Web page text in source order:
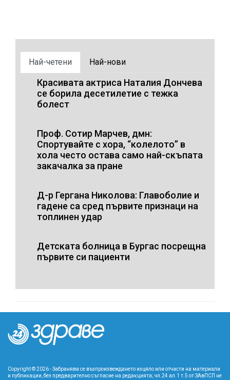
Най-четени Най-нови
Красивата актриса Наталия Дончева
се борила десетилетие с тежка
болест
Проф. Сотир Марчев, дмн:
Спортувайте с хора, “колелото” в
хола често остава само най-скъпата
закачалка за пране
Д-р Гергана Николова: Главоболие и
гадене са сред първите признаци на
топлинен удар
Детската болница в Бургас посрещна
първите си пациенти
Copyright © 2026 - Забранява се възпроизвеждането изцяло или отчасти на материали
и публикации, без предварително съгласие на редакцията; чл.24 ал.1 т.5 от ЗАвПСП не